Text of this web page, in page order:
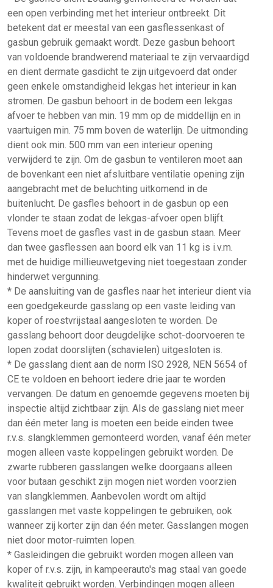
een open verbinding met het interieur ontbreekt. Dit
betekent dat er meestal van een gasflessenkast of
gasbun gebruik gemaakt wordt. Deze gasbun behoort
van voldoende brandwerend materiaal te zijn vervaardigd
en dient dermate gasdicht te zijn uitgevoerd dat onder
geen enkele omstandigheid lekgas het interieur in kan
stromen. De gasbun behoort in de bodem een lekgas
afvoer te hebben van min. 19 mm op de middellijn en in
vaartuigen min. 75 mm boven de waterlijn. De uitmonding
dient ook min. 500 mm van een interieur opening
verwijderd te zijn. Om de gasbun te ventileren moet aan
de bovenkant een niet afsluitbare ventilatie opening zijn
aangebracht met de beluchting uitkomend in de
buitenlucht. De gasfles behoort in de gasbun op een
vlonder te staan zodat de lekgas-afvoer open blijft.
Tevens moet de gasfles vast in de gasbun staan. Meer
dan twee gasflessen aan boord elk van 11 kg is i.v.m.
met de huidige millieuwetgeving niet toegestaan zonder
hinderwet vergunning.
* De aansluiting van de gasfles naar het interieur dient via
een goedgekeurde gasslang op een vaste leiding van
koper of roestvrijstaal aangesloten te worden. De
gasslang behoort door deugdelijke schot-doorvoeren te
lopen zodat doorslijten (schavielen) uitgesloten is.
* De gasslang dient aan de norm ISO 2928, NEN 5654 of
CE te voldoen en behoort iedere drie jaar te worden
vervangen. De datum en genoemde gegevens moeten bij
inspectie altijd zichtbaar zijn. Als de gasslang niet meer
dan één meter lang is moeten een beide einden twee
r.v.s. slangklemmen gemonteerd worden, vanaf één meter
mogen alleen vaste koppelingen gebruikt worden. De
zwarte rubberen gasslangen welke doorgaans alleen
voor butaan geschikt zijn mogen niet worden voorzien
van slangklemmen. Aanbevolen wordt om altijd
gasslangen met vaste koppelingen te gebruiken, ook
wanneer zij korter zijn dan één meter. Gasslangen mogen
niet door motor-ruimten lopen.
* Gasleidingen die gebruikt worden mogen alleen van
koper of r.v.s. zijn, in kampeerauto's mag staal van goede
kwaliteit gebruikt worden. Verbindingen mogen alleen